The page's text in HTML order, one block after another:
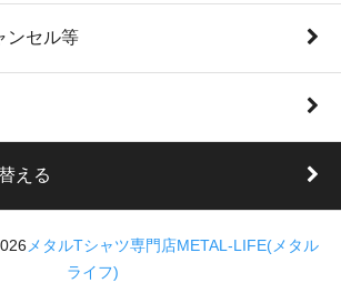
ンセル等
える
メタルTシャツ専門店METAL-LIFE(メタル
ライフ)